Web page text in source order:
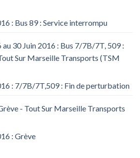
: Bus 89 : Service interrompu
30 Juin 2016 : Bus 7/7B/7T, 509 :
Sur Marseille Transports (TSM
: 7/7B/7T,509 : Fin de perturbation
- Tout Sur Marseille Transports
: Grève